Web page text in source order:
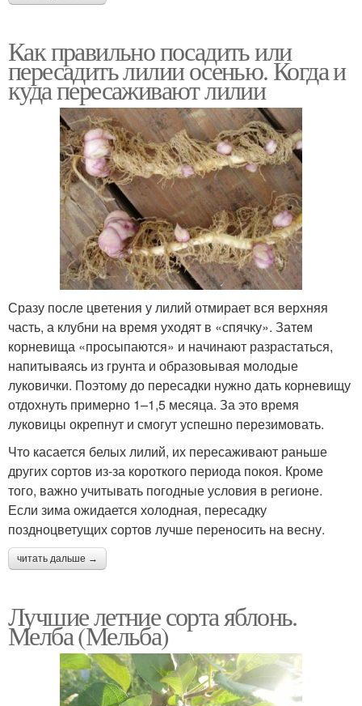
Как правильно посадить или
пересадить лилии осенью. Когда и
куда пересаживают лилии
Сразу после цветения у лилий отмирает вся верхняя
часть, а клубни на время уходят в «спячку». Затем
корневища «просыпаются» и начинают разрастаться,
напитываясь из грунта и образовывая молодые
луковички. Поэтому до пересадки нужно дать корневищу
отдохнуть примерно 1–1,5 месяца. За это время
луковицы окрепнут и смогут успешно перезимовать.
Что касается белых лилий, их пересаживают раньше
других сортов из-за короткого периода покоя. Кроме
того, важно учитывать погодные условия в регионе.
Если зима ожидается холодная, пересадку
поздноцветущих сортов лучше переносить на весну.
читать дальше →
Лучшие летние сорта яблонь.
Мелба (Мельба)